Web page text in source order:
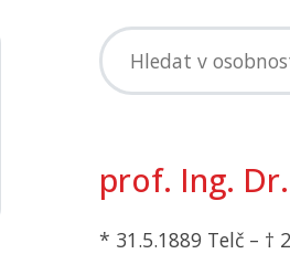
prof. Ing.
* 31.5.1889 Telč – †